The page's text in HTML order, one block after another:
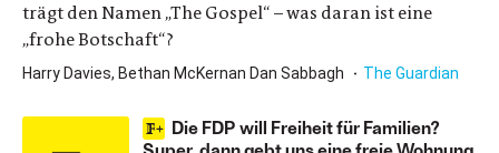
trägt den Namen „The Gospel“ – was daran ist eine
„frohe Botschaft“?
Harry Davies, Bethan McKernan Dan Sabbagh The Guardian
Die FDP will Freiheit für Familien?